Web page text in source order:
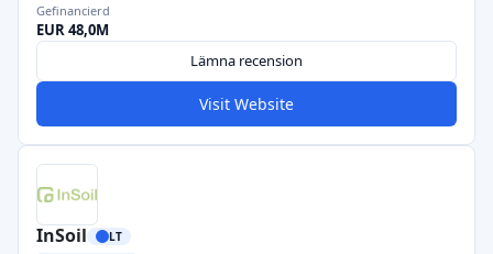
Gefinancierd
EUR 48,0M
Lämna recension
Visit Website
InSoil LT